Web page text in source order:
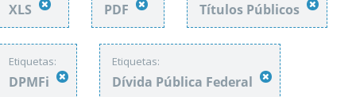
XLS PDF Títulos Públicos
Etiquetas:
DPMFi
Etiquetas:
Dívida Pública Federal